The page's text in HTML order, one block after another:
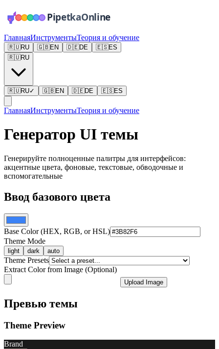
ГлавнаяИнструментыТеория и обучение
🇷🇺RU 🇬🇧EN 🇩🇪DE 🇪🇸ES
🇷🇺RU
🇷🇺RU✓ 🇬🇧EN 🇩🇪DE 🇪🇸ES
ГлавнаяИнструментыТеория и обучение
Генератор UI темы
Генерируйте полноценные палитры для интерфейсов:
акцентные цвета, фоновые, текстовые, обводочные и
вспомогательные
Ввод базового цвета
Base Color (HEX, RGB, or HSL)
Theme Mode
light dark auto
Theme Presets
Extract Color from Image (Optional)
Upload Image
Превью темы
Theme Preview
Brand